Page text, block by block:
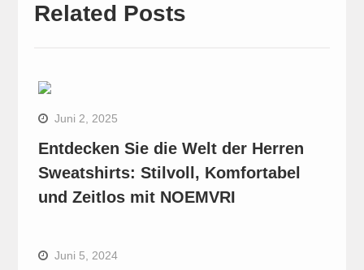
Related Posts
Juni 2, 2025
Entdecken Sie die Welt der Herren
Sweatshirts: Stilvoll, Komfortabel
und Zeitlos mit NOEMVRI
Juni 5, 2024